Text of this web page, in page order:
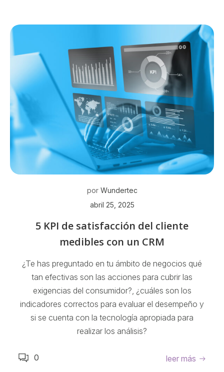
por Wundertec
abril 25, 2025
5 KPI de satisfacción del cliente
medibles con un CRM
¿Te has preguntado en tu ámbito de negocios qué
tan efectivas son las acciones para cubrir las
exigencias del consumidor?, ¿cuáles son los
indicadores correctos para evaluar el desempeño y
si se cuenta con la tecnología apropiada para
realizar los análisis?
0 leer más